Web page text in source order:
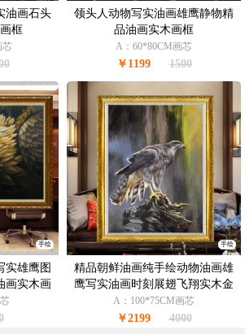
油画石头
框
芯
领头人动物写实油画雄鹰静物精
品油画实木画框
A：60*80CM画芯
￥1199 1500
手绘
实雄鹰图
画实木画
手绘
精品朝鲜油画纯手绘动物油画雄
鹰写实油画时刻展翅飞翔实木金
色欧式画框
A：100*75CM画芯
￥2199 4000